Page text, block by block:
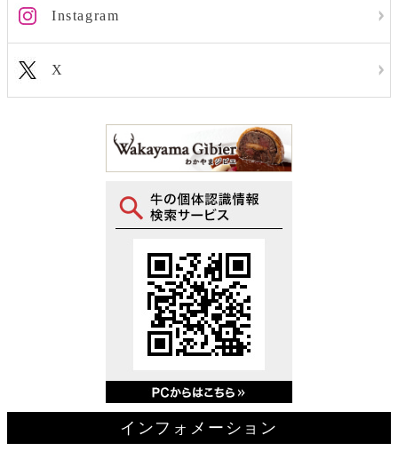
Instagram
X
インフォメーション